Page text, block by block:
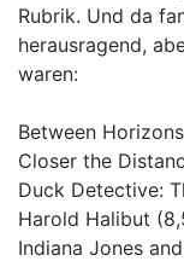
Rubrik. Und da
herausragend,
waren:
Between
Closer the
Duck Detective:
Harold Halibut
Indiana Jones